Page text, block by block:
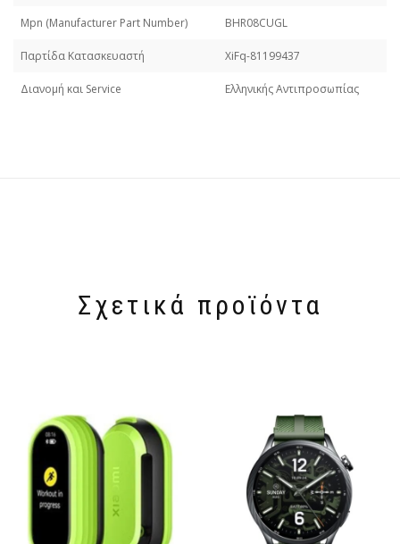
Mpn (Manufacturer Part Number) BHR08CUGL
Παρτίδα Κατασκευαστή XiFq-81199437
Διανομή και Service Ελληνικής Αντιπροσωπίας
Σχετικά προϊόντα